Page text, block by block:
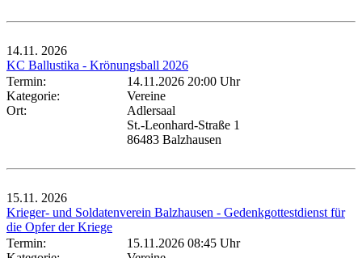
14.11. 2026
KC Ballustika - Krönungsball 2026
Termin:
14.11.2026 20:00 Uhr
Kategorie:
Vereine
Ort:
Adlersaal
St.-Leonhard-Straße 1
86483 Balzhausen
15.11. 2026
Krieger- und Soldatenverein Balzhausen - Gedenkgottestdienst für
die Opfer der Kriege
Termin:
15.11.2026 08:45 Uhr